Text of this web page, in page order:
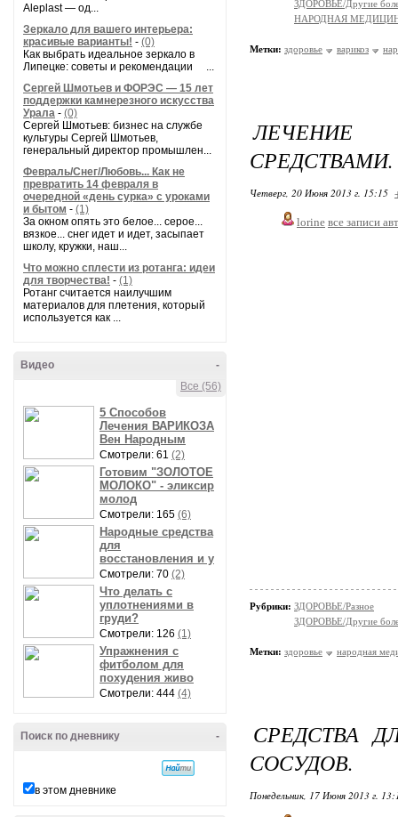
Aleplast — од...
Зеркало для вашего интерьера:
красивые варианты! - (0)
Как выбрать идеальное зеркало в
Липецке: советы и рекомендации ...
Сергей Шмотьев и ФОРЭС — 15 лет
поддержки камнерезного искусства
Урала - (0)
Сергей Шмотьев: бизнес на службе
культуры Сергей Шмотьев,
генеральный директор промышлен...
Февраль/Снег/Любовь... Как не
превратить 14 февраля в
очередной «день сурка» с уроками
и бытом - (1)
За окном опять это белое... серое...
вязкое... снег идет и идет, засыпает
школу, кружки, наш...
Что можно сплести из ротанга: идеи
для творчества! - (1)
Ротанг считается наилучшим
материалов для плетения, который
используется как ...
-
Видео
Все (56)
5 Способов
Лечения ВАРИКОЗА
Вен Народным
Смотрели: 61 (2)
Готовим "ЗОЛОТОЕ
МОЛОКО" - эликсир
молод
Смотрели: 165 (6)
Народные средства
для
восстановления и у
Смотрели: 70 (2)
Что делать с
уплотнениями в
груди?
Смотрели: 126 (1)
Упражнения с
фитболом для
похудения живо
Смотрели: 444 (4)
-
Поиск по дневнику
в этом дневнике
ЗДОРОВЬЕ/Другие
НАРОДНАЯ
Метки: здоровье варикоз
ЛЕЧЕНИЕ
СРЕДСТВАМИ.
Четверг, 20 Июня 2013 г. 15:15
lorine все записи
Рубрики: ЗДОРОВЬЕ/Разное
ЗДОРОВЬЕ/Другие
Метки: здоровье народная
СРЕДСТВА
СОСУДОВ.
Понедельник, 17 Июня 2013 г.